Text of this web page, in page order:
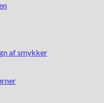
af smykker